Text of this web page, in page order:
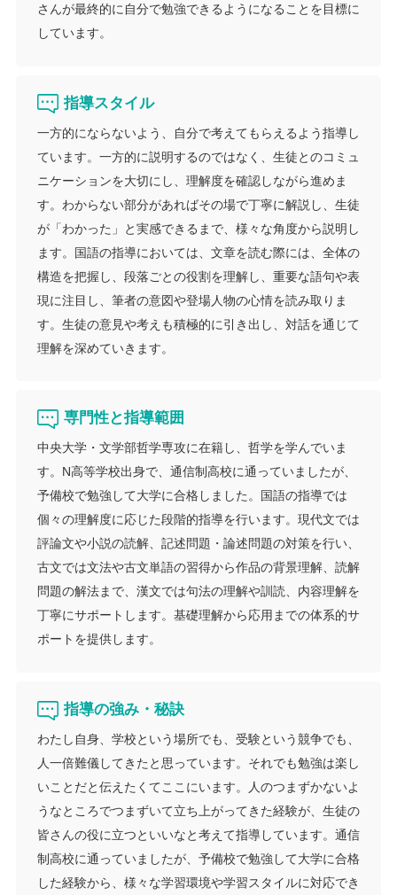
さんが最終的に自分で勉強できるようになることを目標に
しています。
指導スタイル
一方的にならないよう、自分で考えてもらえるよう指導し
ています。一方的に説明するのではなく、生徒とのコミュ
ニケーションを大切にし、理解度を確認しながら進めま
す。わからない部分があればその場で丁寧に解説し、生徒
が「わかった」と実感できるまで、様々な角度から説明し
ます。国語の指導においては、文章を読む際には、全体の
構造を把握し、段落ごとの役割を理解し、重要な語句や表
現に注目し、筆者の意図や登場人物の心情を読み取りま
す。生徒の意見や考えも積極的に引き出し、対話を通じて
理解を深めていきます。
専門性と指導範囲
中央大学・文学部哲学専攻に在籍し、哲学を学んでいま
す。N高等学校出身で、通信制高校に通っていましたが、
予備校で勉強して大学に合格しました。国語の指導では
個々の理解度に応じた段階的指導を行います。現代文では
評論文や小説の読解、記述問題・論述問題の対策を行い、
古文では文法や古文単語の習得から作品の背景理解、読解
問題の解法まで、漢文では句法の理解や訓読、内容理解を
丁寧にサポートします。基礎理解から応用までの体系的サ
ポートを提供します。
指導の強み・秘訣
わたし自身、学校という場所でも、受験という競争でも、
人一倍難儀してきたと思っています。それでも勉強は楽し
いことだと伝えたくてここにいます。人のつまずかないよ
うなところでつまずいて立ち上がってきた経験が、生徒の
皆さんの役に立つといいなと考えて指導しています。通信
制高校に通っていましたが、予備校で勉強して大学に合格
した経験から、様々な学習環境や学習スタイルに対応でき